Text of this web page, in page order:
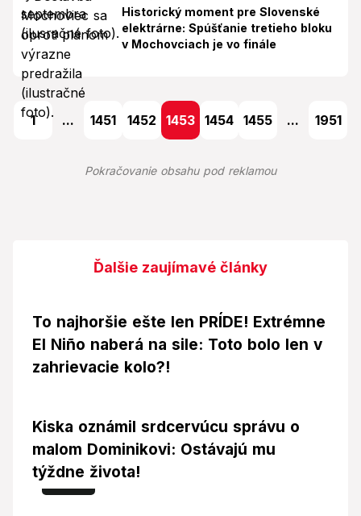
Historický moment pre Slovenské
elektrárne: Spúšťanie tretieho bloku
v Mochovciach je vo finále
1 ... 1451 1452 1453 1454 1455 ... 1951
Pokračovanie obsahu pod reklamou
Ďalšie zaujímavé články
To najhoršie ešte len PRÍDE! Extrémne
El Niño naberá na sile: Toto bolo len v
zahrievacie kolo?!
Kiska oznámil srdcervúcu správu o
malom Dominikovi: Ostávajú mu
týždne života!
Foto